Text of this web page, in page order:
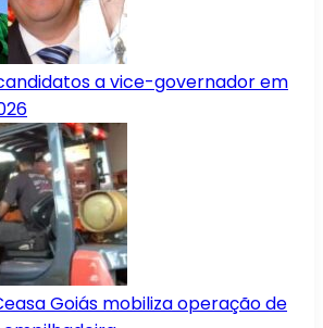
a vice-governador em
Goiás mobiliza operação de